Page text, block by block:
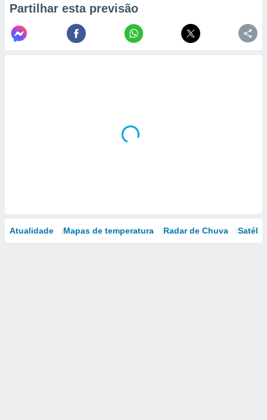
Partilhar esta previsão
Atualidade Mapas de temperatura Radar de Chuva